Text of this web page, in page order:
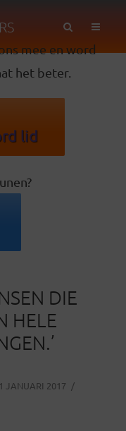
mee en word
het beter.
lid
DIE
HELE
JANUARI 2017